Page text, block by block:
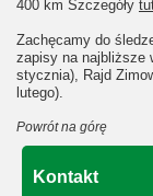
400 km Szczegóły
Zachęcamy do
zapisy na najbliższe
stycznia), Rajd
lutego).
Powrót na górę
Kontakt